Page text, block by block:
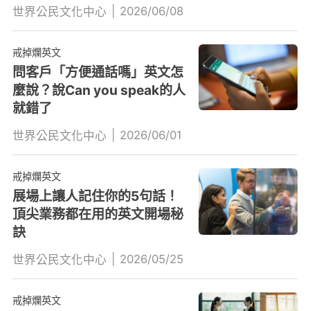
世界公民文化中心 2026/06/08
戒掉爛英文
問客戶「方便通話嗎」英文怎
麼說？說Can you speak的人
就錯了
世界公民文化中心 2026/06/01
戒掉爛英文
展場上讓人記住你的5句話！
頂尖業務都在用的英文開場秘
訣
世界公民文化中心 2026/05/25
戒掉爛英文